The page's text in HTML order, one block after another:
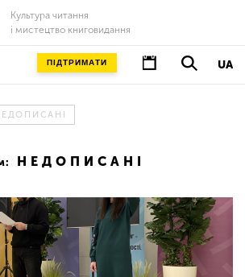
Культура читання
і мистецтво книговидання
UA
ПІДТРИМАТИ
НЕДОПИСАНІ